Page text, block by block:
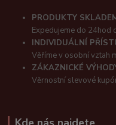
PRODUKTY
Expedujeme do 24hod
INDIVIDUÁLNÍ
Věříme v osobní vztah
ZÁKAZNICKÉ
Věrnostní slevové